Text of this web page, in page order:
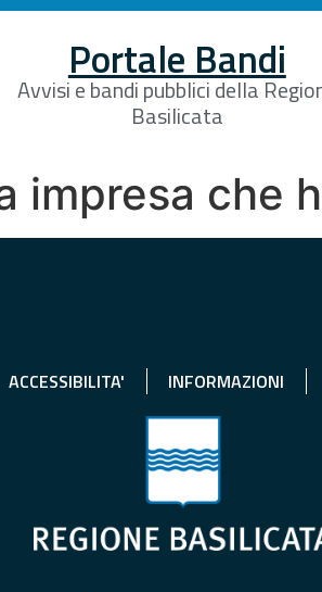
Portale Bandi
Avvisi e bandi pubblici della
Basilicata
impresa che
ACCESSIBILITA' INFORMAZIONI